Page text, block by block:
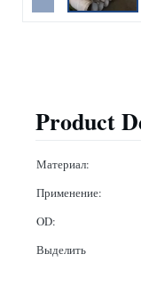
Product
Материал:
Применение:
OD:
Выделить